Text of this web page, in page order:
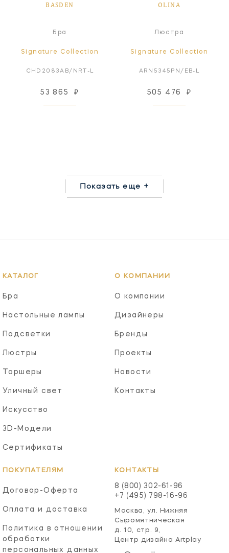
BASDEN
Бра
Signature Collection
CHD2083AB/NRT-L
53 865 ₽
OLINA
Люстра
Signature Collection
ARN5345PN/EB-L
505 476 ₽
Показать еще +
КАТАЛОГ
Бра
Настольные лампы
Подсветки
Люстры
Торшеры
Уличный свет
Искусство
3D-Модели
Сертификаты
О КОМПАНИИ
О компании
Дизайнеры
Бренды
Проекты
Новости
Контакты
ПОКУПАТЕЛЯМ
Договор-Оферта
Оплата и доставка
Политика в отношении
обработки
персональных данных
КОНТАКТЫ
8 (800) 302-61-96
+7 (495) 798-16-96
Москва, ул. Нижняя
Сыромятническая
д. 10, стр. 9,
Центр дизайна Artplay